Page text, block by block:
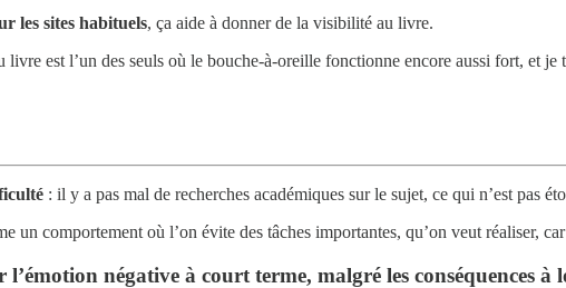
les sites habituels, ça aide à donner de la visibilité au livre.
livre est l’un des seuls où le bouche-à-oreille fonctionne encore aussi fort, et je
: il y a pas mal de recherches académiques sur le sujet, ce qui n’est pas
comportement où l’on évite des tâches importantes, qu’on veut réaliser,
négative à court terme, malgré les conséquences à